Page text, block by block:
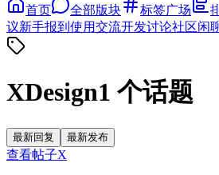
首页 全部版块 标签广场
议新手报到 使用交流开发讨论社区闲
XDesign1 个话题
最新回复 最新发布
查看帖子X